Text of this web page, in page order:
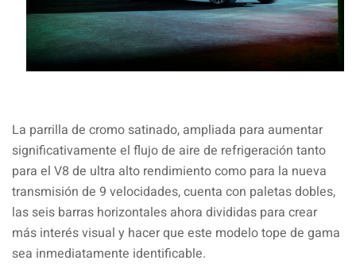
La parrilla de cromo satinado, ampliada para aumentar
significativamente el flujo de aire de refrigeración tanto
para el V8 de ultra alto rendimiento como para la nueva
transmisión de 9 velocidades, cuenta con paletas dobles,
las seis barras horizontales ahora divididas para crear
más interés visual y hacer que este modelo tope de gama
sea inmediatamente identificable.